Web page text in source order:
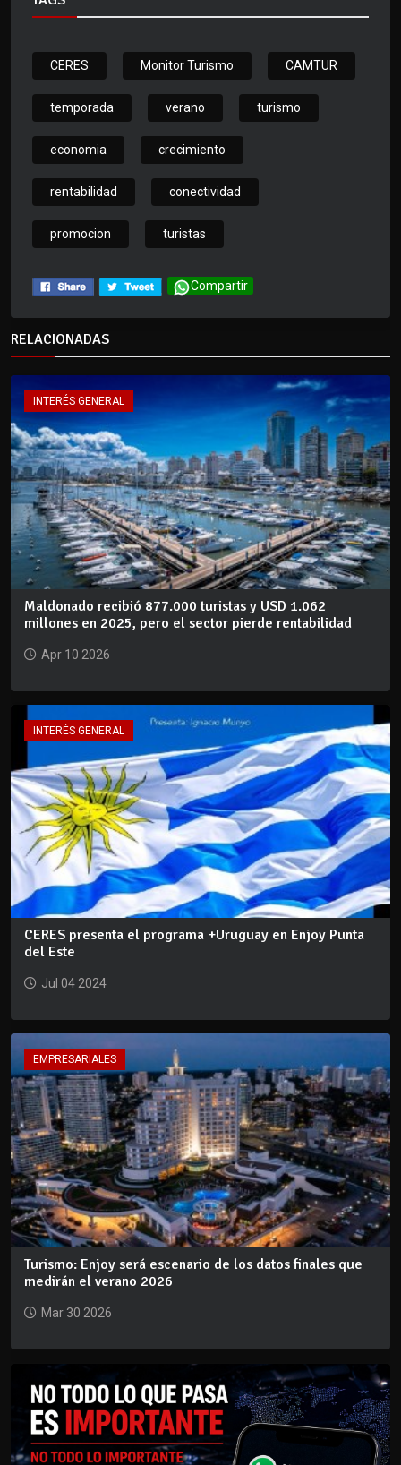
CERES Monitor Turismo CAMTUR
temporada verano turismo
economia crecimiento
rentabilidad conectividad
promocion turistas
Compartir
RELACIONADAS
INTERÉS GENERAL
Maldonado recibió 877.000 turistas y USD 1.062
millones en 2025, pero el sector pierde rentabilidad
Apr 10 2026
INTERÉS GENERAL
CERES presenta el programa +Uruguay en Enjoy Punta
del Este
Jul 04 2024
EMPRESARIALES
Turismo: Enjoy será escenario de los datos finales que
medirán el verano 2026
Mar 30 2026